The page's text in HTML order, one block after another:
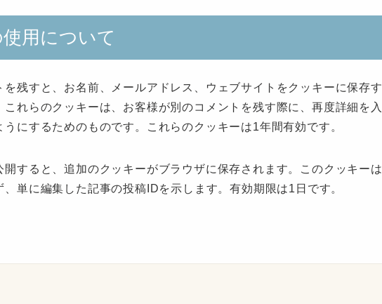
用について
を残すと、お名前、メールアドレス、ウェブサイトをクッキーに保存す
これらのクッキーは、お客様が別のコメントを残す際に、再度詳細を入
にするためのものです。これらのクッキーは1年間有効です。
開すると、追加のクッキーがブラウザに保存されます。このクッキーは
単に編集した記事の投稿IDを示します。有効期限は1日です。